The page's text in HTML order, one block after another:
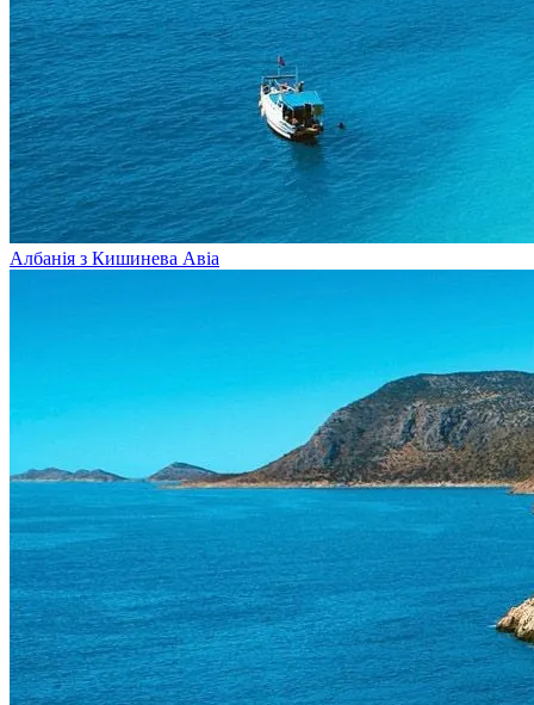
Албанія з Кишинева Авіа